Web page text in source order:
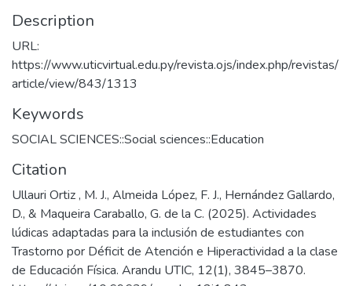
Description
URL:
https://www.uticvirtual.edu.py/revista.ojs/index.php/revistas/
article/view/843/1313
Keywords
SOCIAL SCIENCES::Social sciences::Education
Citation
Ullauri Ortiz , M. J., Almeida López, F. J., Hernández Gallardo,
D., & Maqueira Caraballo, G. de la C. (2025). Actividades
lúdicas adaptadas para la inclusión de estudiantes con
Trastorno por Déficit de Atención e Hiperactividad a la clase
de Educación Física. Arandu UTIC, 12(1), 3845–3870.